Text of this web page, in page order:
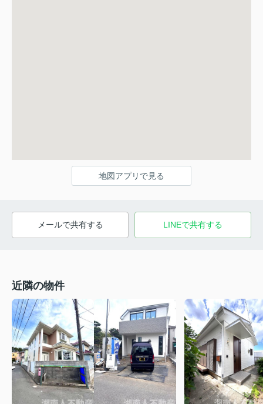
地図アプリで見る
メールで共有する LINEで共有する
近隣の物件